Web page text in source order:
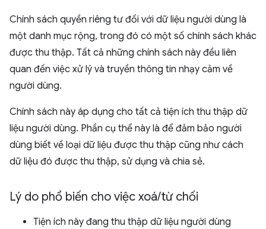
Chính sách quyền riêng tư đối với dữ liệu người dùng là
một danh mục rộng, trong đó có một số chính sách khác
được thu thập. Tất cả những chính sách này đều liên
quan đến việc xử lý và truyền thông tin nhạy cảm về
người dùng.
Chính sách này áp dụng cho tất cả tiện ích thu thập dữ
liệu người dùng. Phần cụ thể này là để đảm bảo người
dùng biết về loại dữ liệu được thu thập cũng như cách
dữ liệu đó được thu thập, sử dụng và chia sẻ.
Lý do phổ biến cho việc xoá/từ chối
Tiện ích này đang thu thập dữ liệu người dùng